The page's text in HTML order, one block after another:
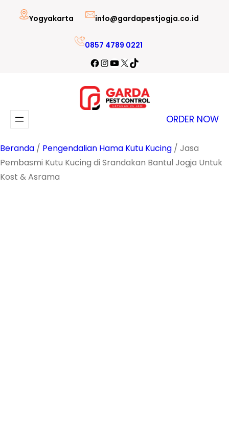
Lewati
Yogyakarta info@gardapestjogja.co.id
0857 4789 0221
Facebook
Instagram
YouTube
X TikTok
ORDER NOW
Beranda / Pengendalian Hama Kutu Kucing / Jasa
Pembasmi Kutu Kucing di Srandakan Bantul Jogja Untuk
Kost & Asrama